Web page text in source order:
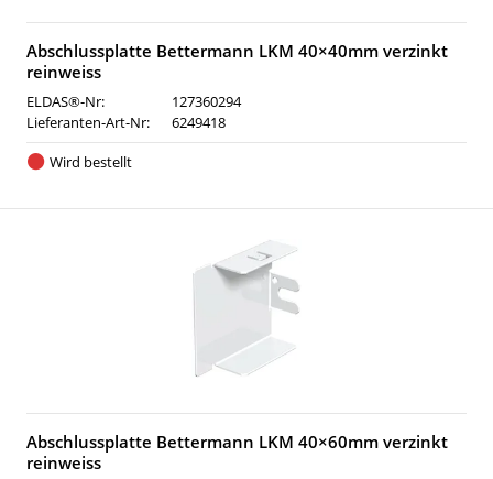
Abschlussplatte Bettermann LKM 40×40mm verzinkt
reinweiss
ELDAS®-Nr:
127360294
Lieferanten-Art-Nr:
6249418
Wird bestellt
Abschlussplatte Bettermann LKM 40×60mm verzinkt
reinweiss